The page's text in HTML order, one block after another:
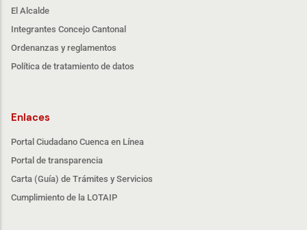
El Alcalde
Integrantes Concejo Cantonal
Ordenanzas y reglamentos
Política de tratamiento de datos
Enlaces
Portal Ciudadano Cuenca en Línea
Portal de transparencia
Carta (Guía) de Trámites y Servicios
Cumplimiento de la LOTAIP